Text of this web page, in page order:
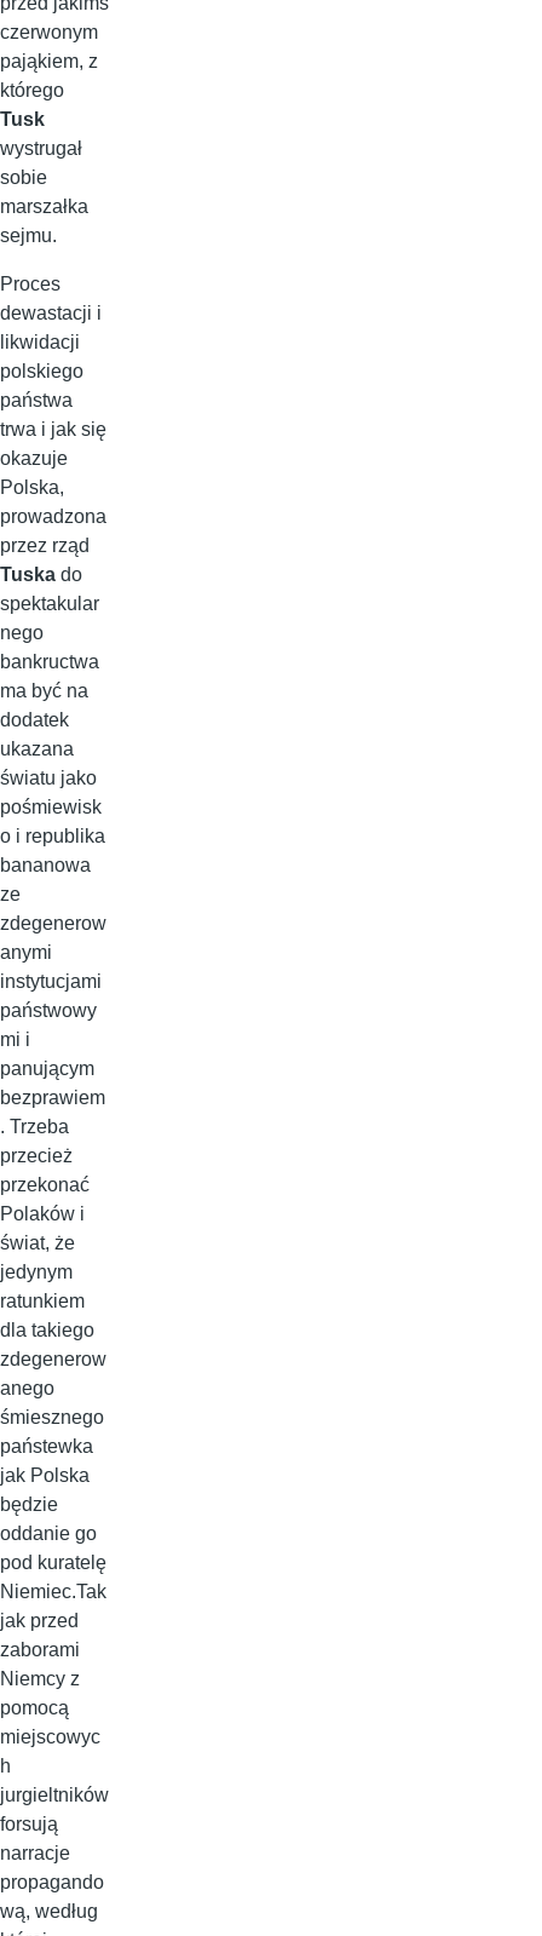
czerwonym
pająkiem, z
którego
Tusk
wystrugał
sobie
marszałka
sejmu.
Proces
dewastacji i
likwidacji
polskiego
państwa
trwa i jak się
okazuje
Polska,
prowadzona
przez rząd
Tuska do
spektakular
nego
bankructwa
ma być na
dodatek
ukazana
światu jako
pośmiewisk
o i republika
bananowa
ze
zdegenerow
anymi
instytucjami
państwowy
mi i
panującym
bezprawiem
. Trzeba
przecież
przekonać
Polaków i
świat, że
jedynym
ratunkiem
dla takiego
zdegenerow
anego
śmiesznego
państewka
jak Polska
będzie
oddanie go
pod kuratelę
Niemiec.Tak
jak przed
zaborami
Niemcy z
pomocą
miejscowyc
h
jurgieltników
forsują
narracje
propagando
wą, według